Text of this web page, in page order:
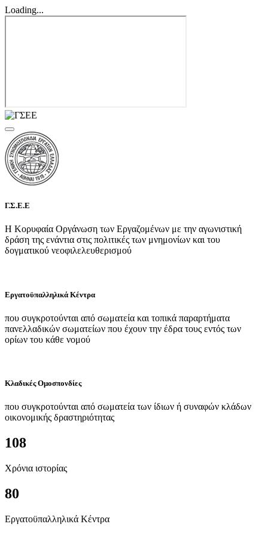
Loading...
Γ.Σ.Ε.Ε
Η Κορυφαία Οργάνωση των Εργαζομένων με την αγωνιστική
δράση της ενάντια στις πολιτικές των μνημονίων και του
δογματικού νεοφιλελευθερισμού
Εργατοϋπαλληλικά Κέντρα
που συγκροτούνται από σωματεία και τοπικά παραρτήματα
πανελλαδικών σωματείων που έχουν την έδρα τους εντός των
ορίων του κάθε νομού
Κλαδικές Ομοσπονδίες
που συγκροτούνται από σωματεία των ίδιων ή συναφών κλάδων
οικονομικής δραστηριότητας
108
Χρόνια ιστορίας
80
Εργατοϋπαλληλικά Κέντρα